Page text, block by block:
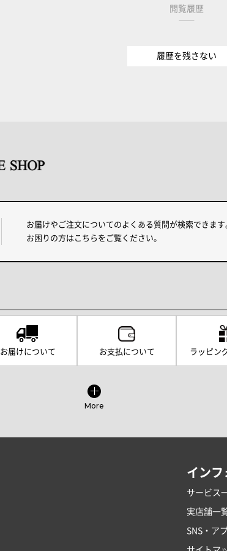
閲覧履歴
履歴を残さない
お届けやご注文についてのよくある質問が検索できます
お困りの方はこちらをご覧ください。
お届けについて お支払について ラッピン
More
インフ
サービス
実店舗一
SNS・ア